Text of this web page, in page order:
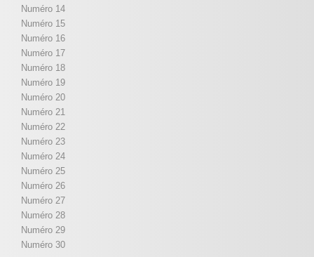
Numéro 14
Numéro 15
Numéro 16
Numéro 17
Numéro 18
Numéro 19
Numéro 20
Numéro 21
Numéro 22
Numéro 23
Numéro 24
Numéro 25
Numéro 26
Numéro 27
Numéro 28
Numéro 29
Numéro 30